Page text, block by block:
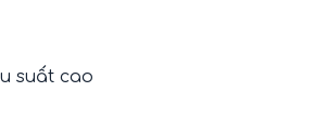
suất cao